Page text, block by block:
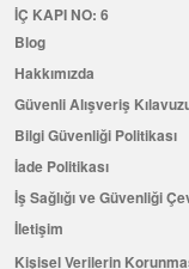
İÇ KAPI NO: 6
Blog
Hakkımızda
Güvenli Alışveriş
Bilgi Güvenliği Politikası
İade Politikası
İş Sağlığı ve Güvenliği
İletişim
Kişisel Verilerin